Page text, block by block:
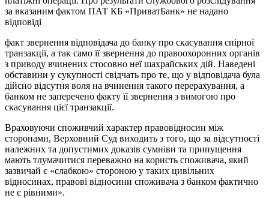
за вказаним фактом ПАТ КБ «ПриватБанк» не надано
відповіді
факт звернення відповідача до банку про скасування спірної
транзакції, а так само її звернення до правоохоронних органів
з приводу вчинених стосовно неї шахрайських дій. Наведені
обставини у сукупності свідчать про те, що у відповідача була
дійсно відсутня воля на вчинення такого перерахування, а
банком не заперечено факту її звернення з вимогою про
скасування цієї транзакції.
Враховуючи споживчий характер правовідносин між
сторонами, Верховний Суд виходить з того, що за відсутності
належних та допустимих доказів сумніви та припущення
мають тлумачитися переважно на користь споживача, який
зазвичай є «слабкою» стороною у таких цивільних
відносинах, правові відносини споживача з банком фактично
не є рівними».